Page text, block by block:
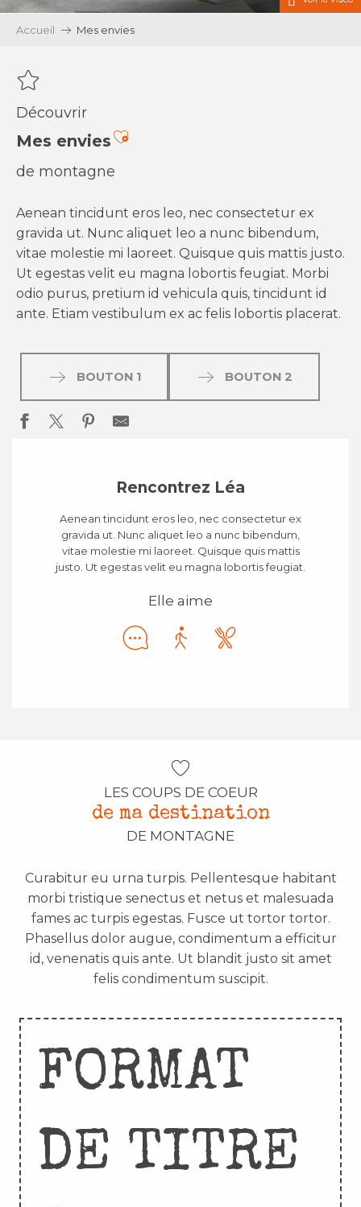
Accueil Mes envies
Découvrir
Mes enviesAjouter aux favoris
de montagne
Aenean tincidunt eros leo, nec consectetur ex
gravida ut. Nunc aliquet leo a nunc bibendum,
vitae molestie mi laoreet. Quisque quis mattis justo.
Ut egestas velit eu magna lobortis feugiat. Morbi
odio purus, pretium id vehicula quis, tincidunt id
ante. Etiam vestibulum ex ac felis lobortis placerat.
BOUTON 1 BOUTON 2
Rencontrez Léa
Aenean tincidunt eros leo, nec consectetur ex
gravida ut. Nunc aliquet leo a nunc bibendum,
vitae molestie mi laoreet. Quisque quis mattis
justo. Ut egestas velit eu magna lobortis feugiat.
Elle aime
LES COUPS DE COEUR
de ma destination
DE MONTAGNE
Curabitur eu urna turpis. Pellentesque habitant
morbi tristique senectus et netus et malesuada
fames ac turpis egestas. Fusce ut tortor tortor.
Phasellus dolor augue, condimentum a efficitur
id, venenatis quis ante. Ut blandit justo sit amet
felis condimentum suscipit.
FORMAT
DE TITRE